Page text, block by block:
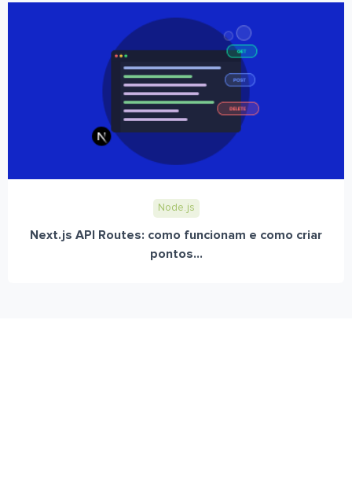
Node.js
Next.js API Routes: como funcionam e como criar
pontos...